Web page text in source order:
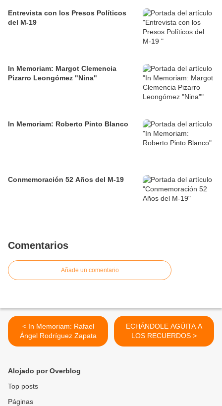
Entrevista con los Presos Políticos
del M-19
In Memoriam: Margot Clemencia
Pizarro Leongómez "Nina"
In Memoriam: Roberto Pinto Blanco
Conmemoración 52 Años del M-19
Comentarios
Añade un comentario
< In Memoriam: Rafael
Ángel Rodríguez Zapata
ECHÁNDOLE AGÜITA A
LOS RECUERDOS >
Alojado por Overblog
Top posts
Páginas